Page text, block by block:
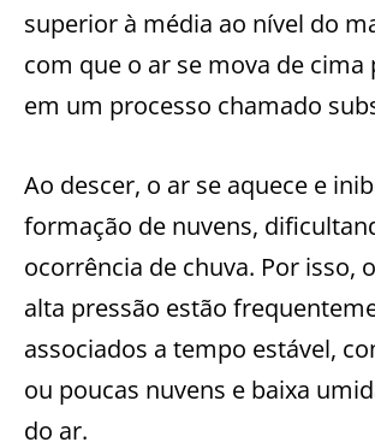
superior à média ao nível do
com que o ar se mova de cima
em um processo chamado
Ao descer, o ar se aquece e
formação de nuvens,
ocorrência de chuva. Por isso,
alta pressão estão
associados a tempo estável,
ou poucas nuvens e baixa
do ar.